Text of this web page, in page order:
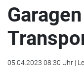
05.04.2023 08:30 Uhr |